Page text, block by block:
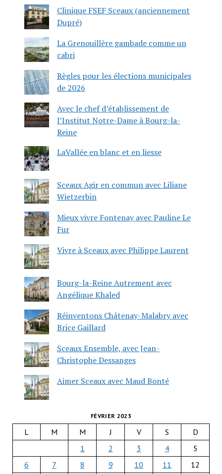
Clinique FSEF Sceaux (anciennement
Dupré)
La Grenouillère gambade comme un
cabri
Règles pour les élections municipales
de 2026
Avec le chef d’établissement de
l’Institut Notre-Dame à Bourg-la-
Reine
LaVallée en blanc et en liesse
Sceaux Agir en commun avec Liliane
Wietzerbin
Mieux vivre Fontenay avec Pauline Le
Fur
Vivre à Sceaux avec Philippe Laurent
Bourg-la-Reine Autrement avec
Angélique Khaled
Réinventons Châtenay-Malabry avec
Brice Gaillard
Sceaux Ensemble, avec Jean-
Christophe Dessanges
Aimer Sceaux avec Maud Bonté
FÉVRIER 2023
L M M J V S
D
1
2 3 4
5
6
7 8 9 10 11 12